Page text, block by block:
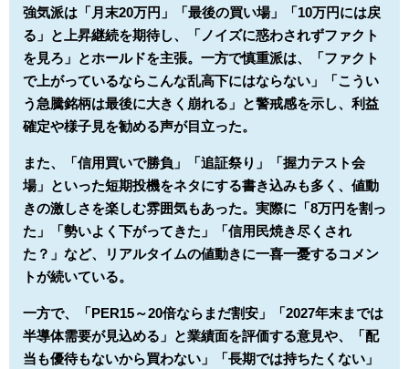
強気派は「月末20万円」「最後の買い場」「10万円には戻
る」と上昇継続を期待し、「ノイズに惑わされずファクト
を見ろ」とホールドを主張。一方で慎重派は、「ファクト
で上がっているならこんな乱高下にはならない」「こうい
う急騰銘柄は最後に大きく崩れる」と警戒感を示し、利益
確定や様子見を勧める声が目立った。
また、「信用買いで勝負」「追証祭り」「握力テスト会
場」といった短期投機をネタにする書き込みも多く、値動
きの激しさを楽しむ雰囲気もあった。実際に「8万円を割っ
た」「勢いよく下がってきた」「信用民焼き尽くされ
た？」など、リアルタイムの値動きに一喜一憂するコメン
トが続いている。
一方で、「PER15～20倍ならまだ割安」「2027年末までは
半導体需要が見込める」と業績面を評価する意見や、「配
当も優待もないから買わない」「長期では持ちたくない」